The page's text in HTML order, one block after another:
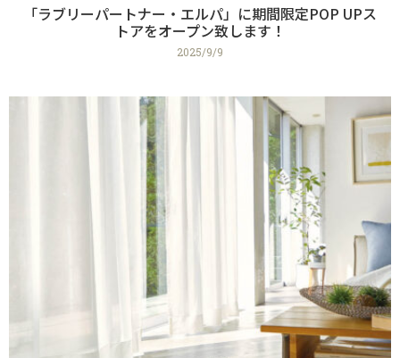
「ラブリーパートナー・エルパ」に期間限定POP UPス
トアをオープン致します！
2025/9/9